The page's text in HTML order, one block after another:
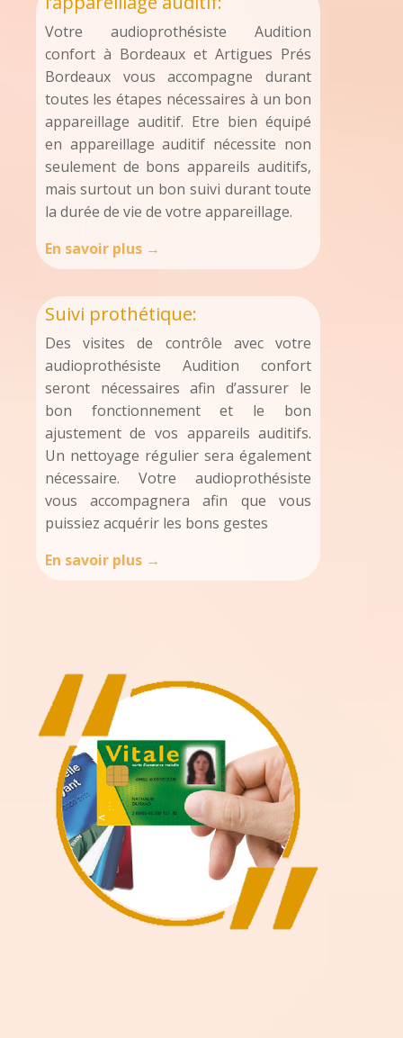
Votre audioprothésiste Audition
confort à Bordeaux et Artigues Prés
Bordeaux vous accompagne durant
toutes les étapes nécessaires à un bon
appareillage auditif. Etre bien équipé
en appareillage auditif nécessite non
seulement de bons appareils auditifs,
mais surtout un bon suivi durant toute
la durée de vie de votre appareillage.
En savoir plus →
Suivi prothétique:
Des visites de contrôle avec votre
audioprothésiste Audition confort
seront nécessaires afin d’assurer le
bon fonctionnement et le bon
ajustement de vos appareils auditifs.
Un nettoyage régulier sera également
nécessaire. Votre audioprothésiste
vous accompagnera afin que vous
puissiez acquérir les bons gestes
En savoir plus →